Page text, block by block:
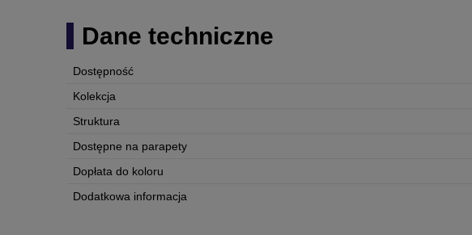
Dane techniczne
Dostępność
Kolekcja
Struktura
Dostępne na parapety
Dopłata do koloru
Dodatkowa informacja